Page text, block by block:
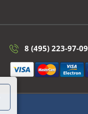
8 (495) 223-97-09